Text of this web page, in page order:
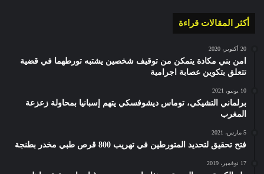
أكثر المقالات قراءة
20 أكتوبر، 2020
امن بني مكادة يتمكن من توقيف شخصين يشتبه تورطهما في قضية
تتعلق بتكوين عصابة اجرامية
10 يونيو، 2021
برلماني التشيكي، توماس ديشوفسكي يتهم إسبانيا بمحاولة زعزعة
المغرب
5 مارس، 2021
فتح تحقيق لتحديد المتورطين في تهريب 800 قرص طبي مخدر بطنجة
17 نوفمبر، 2019